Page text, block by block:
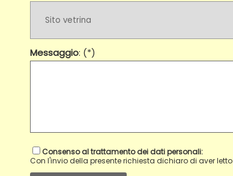
Messaggio: (*)
Consenso al trattamento dei dati personali:
Con l'invio della presente richiesta dichiaro di aver letto